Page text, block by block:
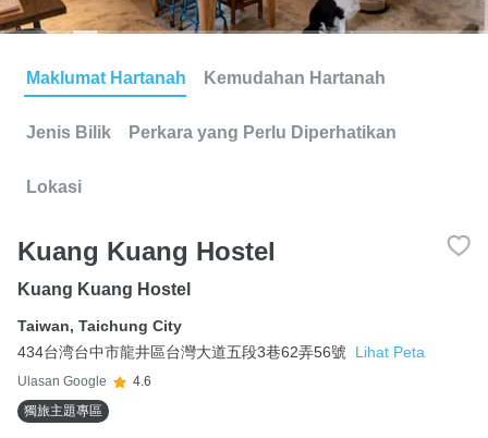
Maklumat Hartanah Kemudahan Hartanah
Jenis Bilik Perkara yang Perlu Diperhatikan
Lokasi
Kuang Kuang Hostel
Kuang Kuang Hostel
Taiwan, Taichung City
434台湾台中市龍井區台灣大道五段3巷62弄56號
Lihat Peta
Ulasan Google
4.6
獨旅主題專區